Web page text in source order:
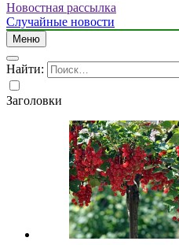
Новостная рассылка
Случайные новости
Меню
Найти:
Заголовки